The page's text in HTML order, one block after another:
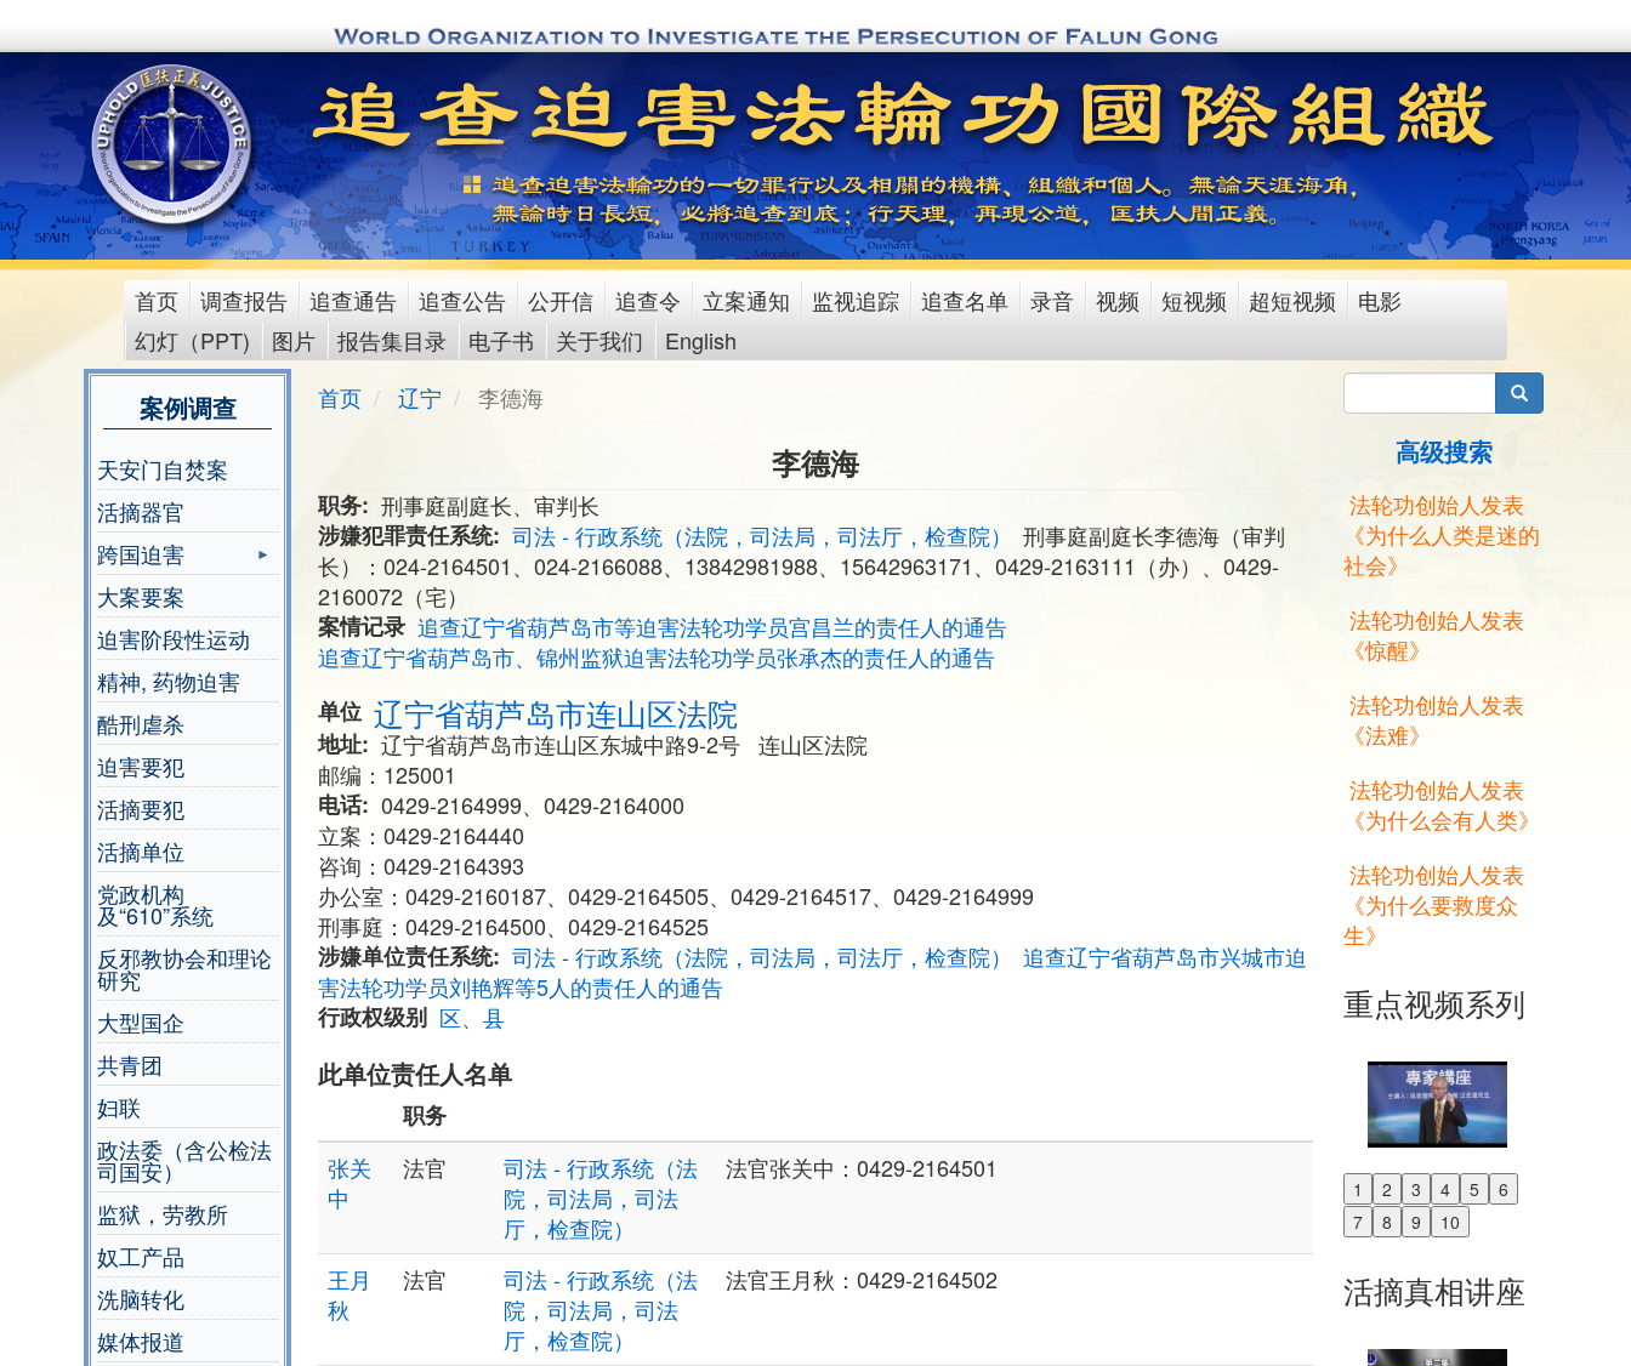
to
content
main
menu
首页 调查报告 追查通告 追查公告 公开信 追查令 立案通知 监视追踪 追查名单 录音 视频 短视频 超短视频
电影
幻灯（PPT)
图片 报告集目录 电子书 关于我们 English
案例调查
天安门自焚案
活摘器官
跨国迫害
大案要案
迫害阶段性运动
精神, 药物迫害
酷刑虐杀
迫害要犯
活摘要犯
活摘单位
党政机构
及“610”系统
反邪教协会和理论
研究
大型国企
共青团
妇联
政法委（含公检法
司国安）
监狱，劳教所
奴工产品
洗脑转化
媒体报道
首页 辽宁 李德海
李德海
职务
刑事庭副庭长、审判长
涉嫌犯罪责任系统
司法 - 行政系统（法院，司法局，司法厅，检查院）
刑事庭副庭长李德海（审判
长）：024-2164501、024-2166088、13842981988、15642963171、0429-2163111（办）、0429-
2160072（宅）
案情记录 追查辽宁省葫芦岛市等迫害法轮功学员宫昌兰的责任人的通告
追查辽宁省葫芦岛市、锦州监狱迫害法轮功学员张承杰的责任人的通告
单位 辽宁省葫芦岛市连山区法院
地址
辽宁省葫芦岛市连山区东城中路9-2号 连山区法院
邮编：125001
电话
0429-2164999、0429-2164000
立案：0429-2164440
咨询：0429-2164393
办公室：0429-2160187、0429-2164505、0429-2164517、0429-2164999
刑事庭：0429-2164500、0429-2164525
涉嫌单位责任系统
司法 - 行政系统（法院，司法局，司法厅，检查院）
追查辽宁省葫芦岛市兴城市迫
害法轮功学员刘艳辉等5人的责任人的通告
行政权级别 区、县
此单位责任人名单
职务
张关
中
法官
司法 - 行政系统（法
院，司法局，司法
厅，检查院）
法官张关中：0429-2164501
王月
秋
法官
司法 - 行政系统（法
院，司法局，司法
厅，检查院）
法官王月秋：0429-2164502
搜索
高级搜索
法轮功创始人发表
《为什么人类是迷的
社会》
法轮功创始人发表
《惊醒》
法轮功创始人发表
《法难》
法轮功创始人发表
《为什么会有人类》
法轮功创始人发表
《为什么要救度众
生》
重点视频系列
1 2 3 4 5
6
7
8 9 10
Previous
Next
活摘真相讲座